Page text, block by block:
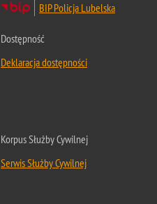
BIP Policja Lubelska
Dostępność
Deklaracja dostępności
Korpus Służby Cywilnej
Serwis Służby Cywilnej